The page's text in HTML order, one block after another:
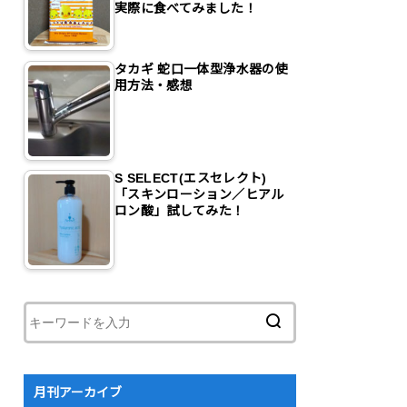
実際に食べてみました！
タカギ 蛇口一体型浄水器の使
用方法・感想
S SELECT(エスセレクト)
「スキンローション／ヒアル
ロン酸」試してみた！
月刊アーカイブ